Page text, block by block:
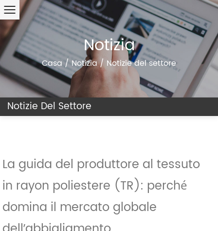
Notizia
Casa/ Notizia/ Notizie del settore
Notizie Del Settore
La guida del produttore al tessuto
in rayon poliestere (TR): perché
domina il mercato globale